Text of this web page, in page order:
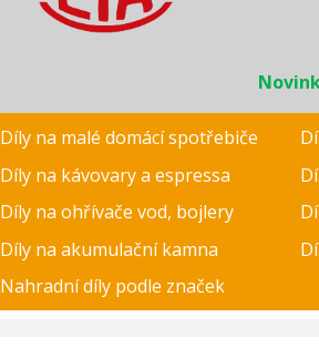
Díly na malé domácí spotřebiče
Díly na kávovary a espressa
Díly na ohřívače vod, bojlery
Díly na akumulační kamna
Nahradní díly podle značek